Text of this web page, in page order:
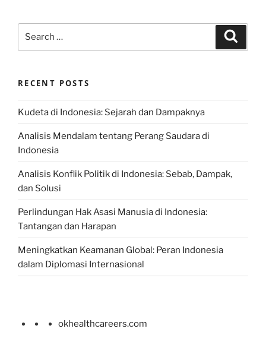
RECENT POSTS
Kudeta di Indonesia: Sejarah dan Dampaknya
Analisis Mendalam tentang Perang Saudara di
Indonesia
Analisis Konflik Politik di Indonesia: Sebab, Dampak,
dan Solusi
Perlindungan Hak Asasi Manusia di Indonesia:
Tantangan dan Harapan
Meningkatkan Keamanan Global: Peran Indonesia
dalam Diplomasi Internasional
okhealthcareers.com